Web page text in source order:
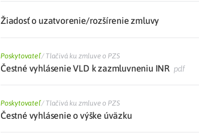
Žiadosť o uzatvorenie/rozšírenie zmluvy
Poskytovateľ/Tlačivá ku zmluve o PZS
Čestné vyhlásenie VLD k zazmluvneniu INR pdf
Poskytovateľ/Tlačivá ku zmluve o PZS
Čestné vyhlásenie o výške úväzku